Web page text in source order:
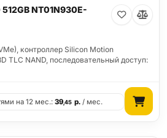
512GB NT01N930E-
контроллер Silicon Motion
TLC NAND, последовательный доступ:
на 12 мес.:39,45 р./ мес.